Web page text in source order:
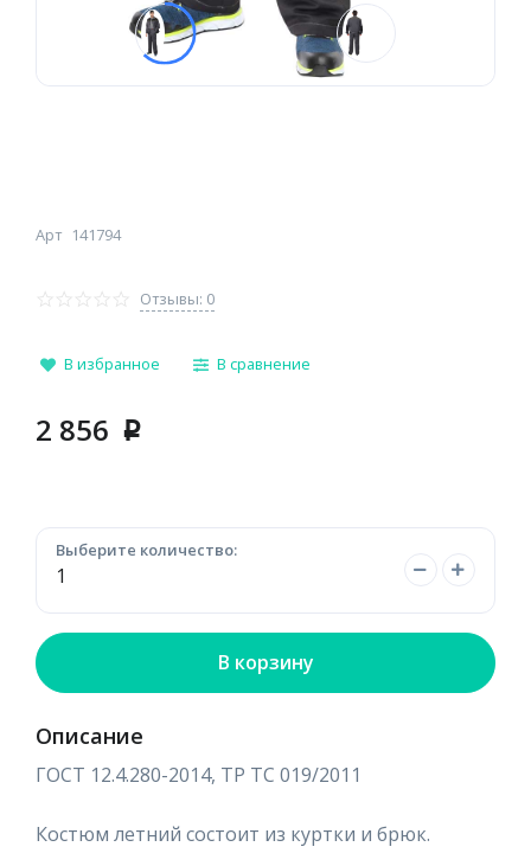
Арт 141794
Отзывы: 0
В избранное В сравнение
2 856 p
Выберите количество:
В корзину
Описание
ГОСТ 12.4.280-2014, ТР ТС 019/2011
Костюм летний состоит из куртки и брюк.